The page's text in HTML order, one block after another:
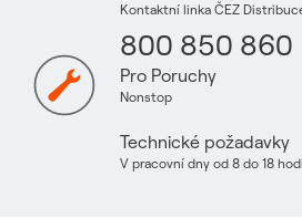
Kontaktní linka ČEZ
800 850 860
Pro Poruchy
Nonstop
Technické požadavky
V pracovní dny od 8 do 18